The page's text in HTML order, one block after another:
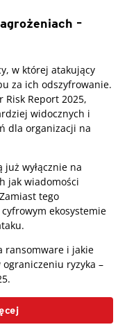
–
w której atakujący
za ich odszyfrowanie.
Risk Report 2025,
widocznych i
dla organizacji na
wyłącznie na
jak wiadomości
tego
ekosystemie
ransomware i jakie
ryzyka –